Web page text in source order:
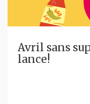
Avril sans
lance!